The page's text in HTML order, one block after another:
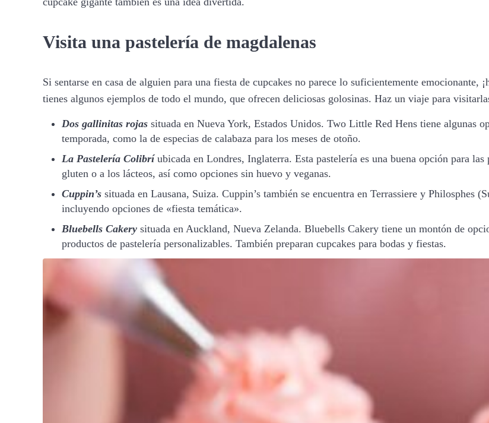
Visita una pastelería de magdalenas
Si sentarse en casa de alguien para una fiesta de cupcakes no parece lo suficientemente emocionante,
tienes algunos ejemplos de todo el mundo, que ofrecen deliciosas golosinas. Haz un viaje para
Dos gallinitas rojassituada en Nueva York, Estados Unidos. Two Little Red Hens tiene algunas
temporada, como la de especias de calabaza para los meses de otoño.
La Pastelería Colibríubicada en Londres, Inglaterra. Esta pastelería es una buena opción para
gluten o a los lácteos, así como opciones sin huevo y veganas.
Cuppin’ssituada en Lausana, Suiza. Cuppin’s también se encuentra en Terrassiere y Philosphes
incluyendo opciones de «fiesta temática».
Bluebells Cakerysituada en Auckland, Nueva Zelanda. Bluebells Cakery tiene un montón de
productos de pastelería personalizables. También preparan cupcakes para bodas y fiestas.